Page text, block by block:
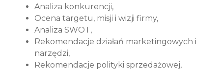
Analiza konkurencji,
Ocena targetu, misji i wizji firmy,
Analiza SWOT,
Rekomendacje działań marketingowych i
narzędzi,
Rekomendacje polityki sprzedażowej,